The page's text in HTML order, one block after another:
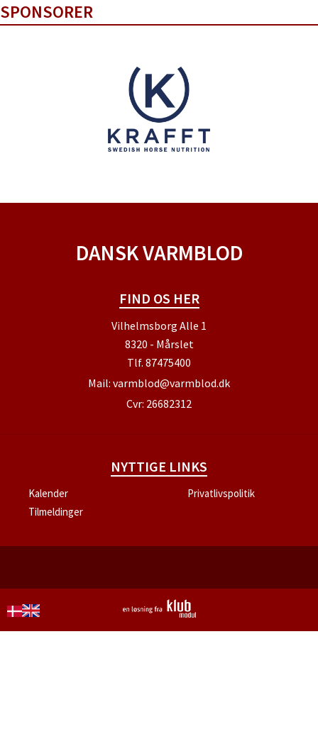
SPONSORER
DANSK VARMBLOD
FIND OS HER
Vilhelmsborg Alle 1
8320 - Mårslet
Tlf. 87475400
Mail: varmblod@varmblod.dk
Cvr: 26682312
NYTTIGE LINKS
Kalender
Privatlivspolitik
Tilmeldinger